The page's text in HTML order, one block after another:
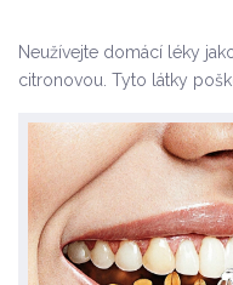
Neužívejte domácí léky
citronovou. Tyto látky